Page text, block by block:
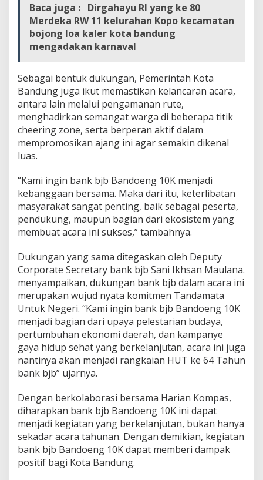
a
n
B
u
d
a
Baca juga : Dirgahayu RI yang ke 80
Merdeka RW 11 kelurahan Kopo kecamatan
bojong loa kaler kota bandung
mengadakan karnaval
Sebagai bentuk dukungan, Pemerintah Kota
Bandung juga ikut memastikan kelancaran acara,
antara lain melalui pengamanan rute,
menghadirkan semangat warga di beberapa titik
cheering zone, serta berperan aktif dalam
mempromosikan ajang ini agar semakin dikenal
luas.
“Kami ingin bank bjb Bandoeng 10K menjadi
kebanggaan bersama. Maka dari itu, keterlibatan
masyarakat sangat penting, baik sebagai peserta,
pendukung, maupun bagian dari ekosistem yang
membuat acara ini sukses,” tambahnya.
Dukungan yang sama ditegaskan oleh Deputy
Corporate Secretary bank bjb Sani Ikhsan Maulana.
menyampaikan, dukungan bank bjb dalam acara ini
merupakan wujud nyata komitmen Tandamata
Untuk Negeri. “Kami ingin bank bjb Bandoeng 10K
menjadi bagian dari upaya pelestarian budaya,
pertumbuhan ekonomi daerah, dan kampanye
gaya hidup sehat yang berkelanjutan, acara ini juga
nantinya akan menjadi rangkaian HUT ke 64 Tahun
bank bjb” ujarnya.
Dengan berkolaborasi bersama Harian Kompas,
diharapkan bank bjb Bandoeng 10K ini dapat
menjadi kegiatan yang berkelanjutan, bukan hanya
sekadar acara tahunan. Dengan demikian, kegiatan
bank bjb Bandoeng 10K dapat memberi dampak
positif bagi Kota Bandung.